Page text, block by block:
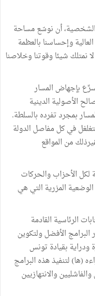
الشخصية، أن نوسّع مساحة
وإحساسنا بالعظمة
نمتلك شيئا وقوتنا وخلاصنا
بإجهاض المسار
الأصولية الدينية
بمجرد تفرده بالسلطة.
في كل مفاصل الدولة
من المواقع
لكل الأحزاب والحركات
المزرية التي هي
الرئاسية القادمة
الأفضل ولتكوين
ودراية بقيادة تونس
(ها) لتنفيذ هذه البرامج
والانتهازيين